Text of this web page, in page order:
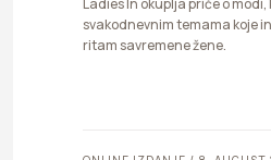
Ladies In okuplja priče o
svakodnevnim temama koje
ritam savremene žene.